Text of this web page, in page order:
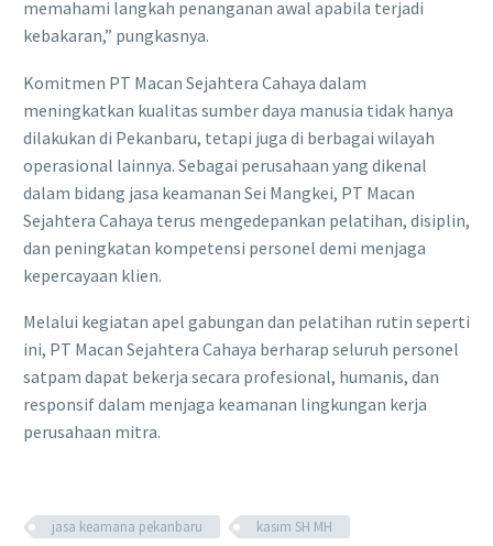
memahami langkah penanganan awal apabila terjadi
kebakaran,” pungkasnya.
Komitmen PT Macan Sejahtera Cahaya dalam
meningkatkan kualitas sumber daya manusia tidak hanya
dilakukan di Pekanbaru, tetapi juga di berbagai wilayah
operasional lainnya. Sebagai perusahaan yang dikenal
dalam bidang jasa keamanan Sei Mangkei, PT Macan
Sejahtera Cahaya terus mengedepankan pelatihan, disiplin,
dan peningkatan kompetensi personel demi menjaga
kepercayaan klien.
Melalui kegiatan apel gabungan dan pelatihan rutin seperti
ini, PT Macan Sejahtera Cahaya berharap seluruh personel
satpam dapat bekerja secara profesional, humanis, dan
responsif dalam menjaga keamanan lingkungan kerja
perusahaan mitra.
jasa keamana pekanbaru kasim SH MH